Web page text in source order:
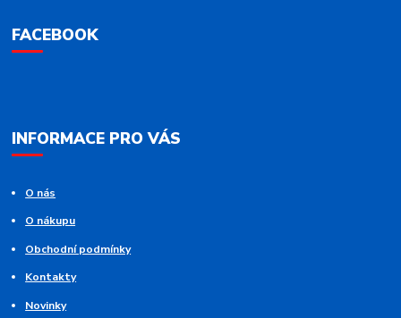
FACEBOOK
INFORMACE PRO VÁS
O nás
O nákupu
Obchodní podmínky
Kontakty
Novinky